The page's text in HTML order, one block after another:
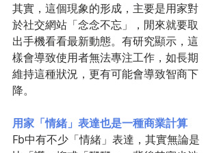
其實，這個現象的形成，主要是用家對
於社交網站「念念不忘」，閒來就要取
出手機看看最新動態。有研究顯示，這
樣會導致使用者無法專注工作，如長期
維持這種狀況，更有可能會導致智商下
降。
用家「情緒」表達也是一種商業計算
Fb中有不少「情緒」表達，其實無論是